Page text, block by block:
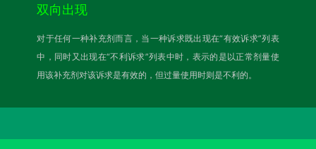
双向出现
对于任何一种补充剂而言，当一种诉求既出现在“有效诉求”列表
中，同时又出现在“不利诉求”列表中时，表示的是以正常剂量使
用该补充剂对该诉求是有效的，但过量使用时则是不利的。